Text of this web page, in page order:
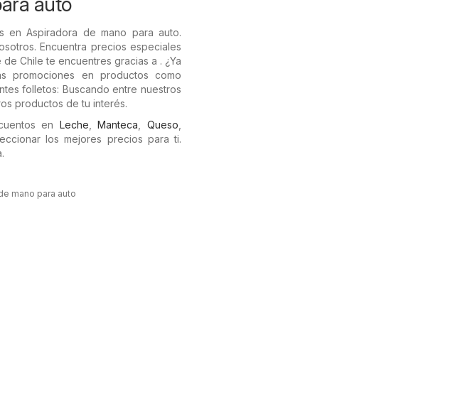
en Aspiradora de mano para auto.
Encuentra precios especiales
Chile te encuentres gracias a . ¿Ya
promociones en productos como
folletos: Buscando entre nuestros
productos de tu interés.
en Leche ,Manteca ,Queso
los mejores precios para ti.
mano para auto